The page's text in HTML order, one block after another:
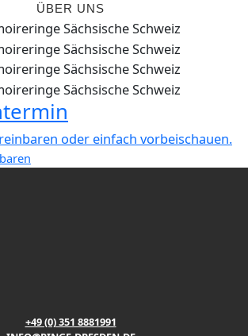
ÜBER UNS
oder einfach vorbeischauen.
+49 (0) 351 8881991